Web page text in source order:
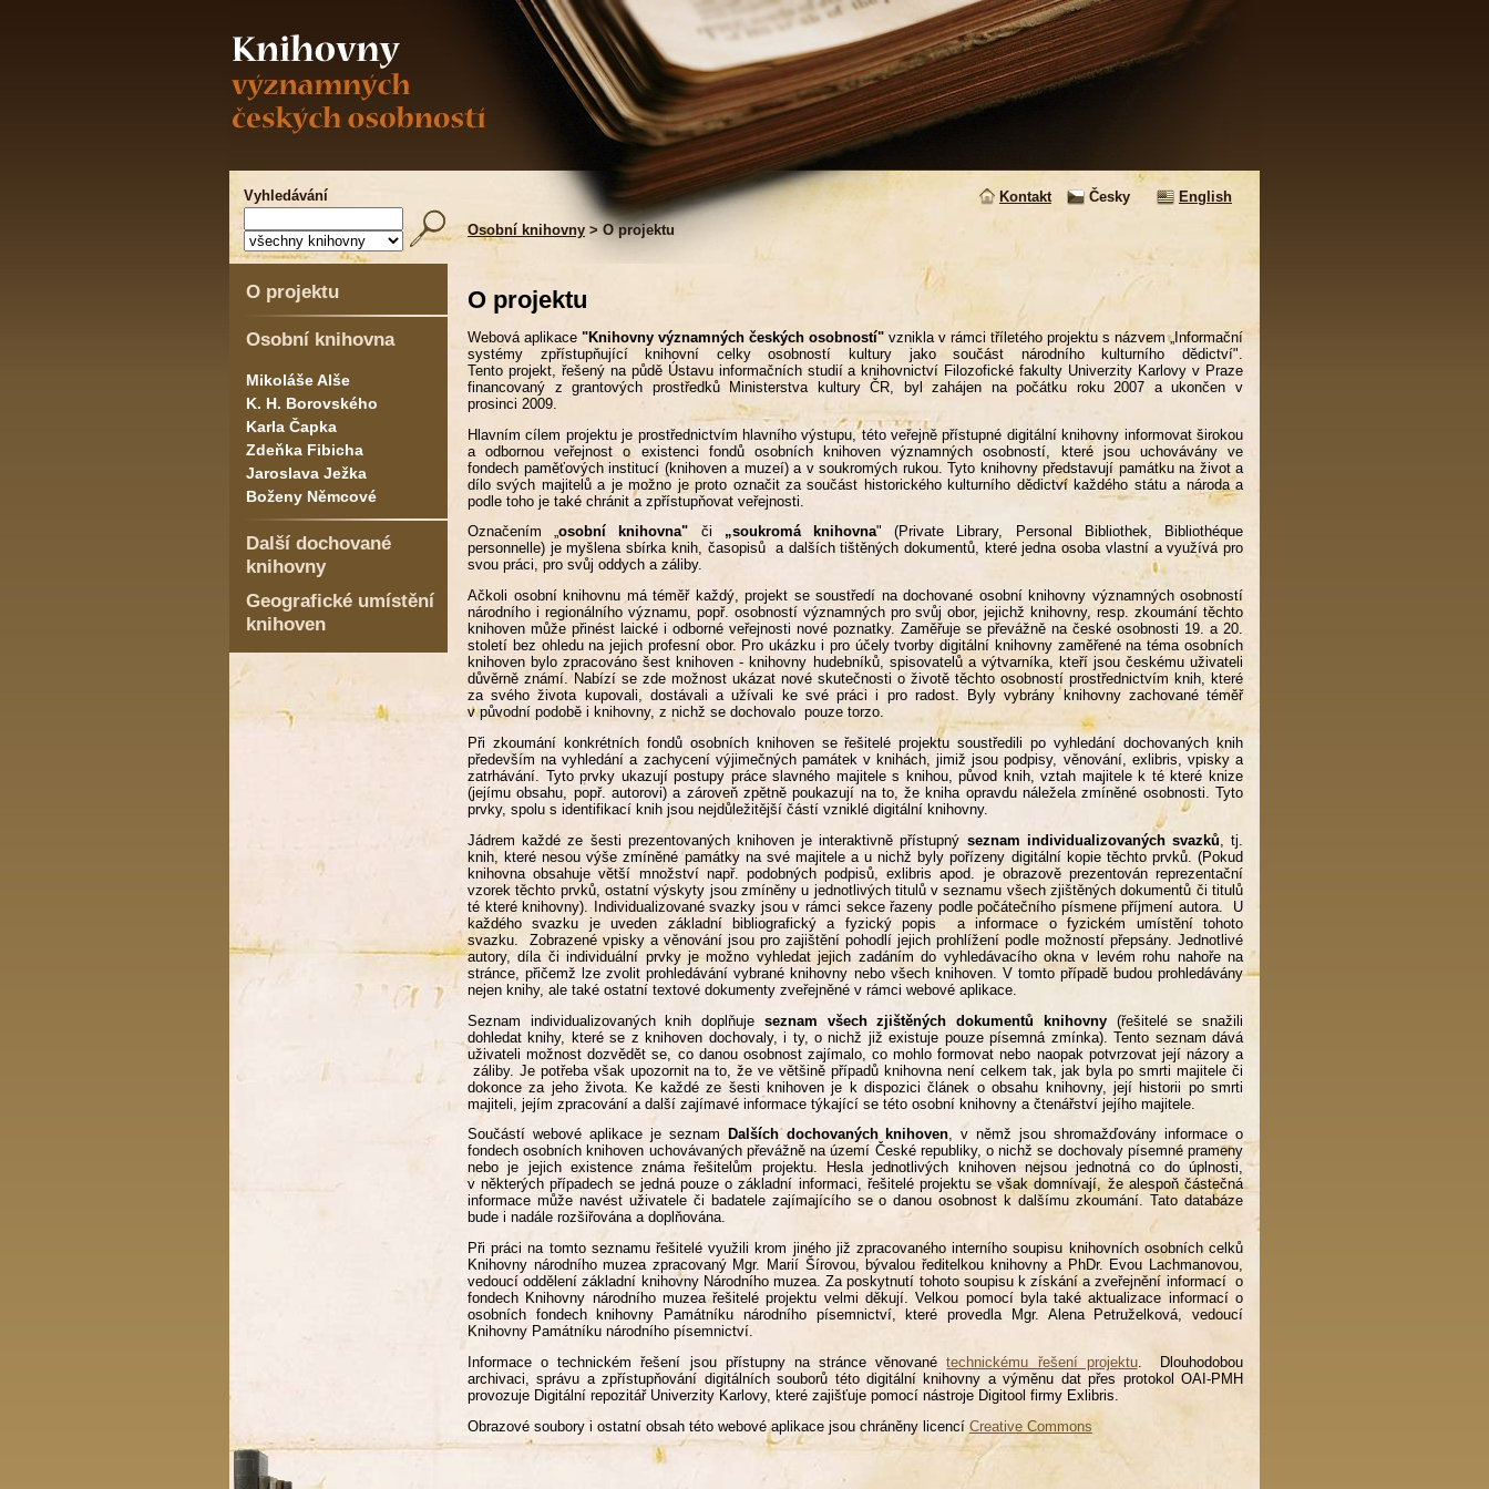
Vyhledávání Kontakt Česky
English
Osobní knihovny > O projektu
O projektu
Osobní knihovna
Mikoláše Alše
K. H. Borovského
Karla Čapka
Zdeňka Fibicha
Jaroslava Ježka
Boženy Němcové
Další dochované
knihovny
Geografické umístění
knihoven
O projektu
Webová aplikace "Knihovny významných českých osobností" vznikla v rámci tříletého projektu s názvem „Informační
systémy zpřístupňující knihovní celky osobností kultury jako součást národního kulturního dědictví".
Tento projekt, řešený na půdě Ústavu informačních studií a knihovnictví Filozofické fakulty Univerzity Karlovy v Praze
financovaný z grantových prostředků Ministerstva kultury ČR, byl zahájen na počátku roku 2007 a ukončen v
prosinci 2009.
Hlavním cílem projektu je prostřednictvím hlavního výstupu, této veřejně přístupné digitální knihovny informovat širokou
a odbornou veřejnost o existenci fondů osobních knihoven významných osobností, které jsou uchovávány ve
fondech paměťových institucí (knihoven a muzeí) a v soukromých rukou. Tyto knihovny představují památku na život a
dílo svých majitelů a je možno je proto označit za součást historického kulturního dědictví každého státu a národa a
podle toho je také chránit a zpřístupňovat veřejnosti.
Označením „osobní knihovna" či „soukromá knihovna" (Private Library, Personal Bibliothek, Bibliothéque
personnelle) je myšlena sbírka knih, časopisů a dalších tištěných dokumentů, které jedna osoba vlastní a využívá pro
svou práci, pro svůj oddych a záliby.
Ačkoli osobní knihovnu má téměř každý, projekt se soustředí na dochované osobní knihovny významných osobností
národního i regionálního významu, popř. osobností významných pro svůj obor, jejichž knihovny, resp. zkoumání těchto
knihoven může přinést laické i odborné veřejnosti nové poznatky. Zaměřuje se převážně na české osobnosti 19. a 20.
století bez ohledu na jejich profesní obor. Pro ukázku i pro účely tvorby digitální knihovny zaměřené na téma osobních
knihoven bylo zpracováno šest knihoven - knihovny hudebníků, spisovatelů a výtvarníka, kteří jsou českému uživateli
důvěrně známí. Nabízí se zde možnost ukázat nové skutečnosti o životě těchto osobností prostřednictvím knih, které
za svého života kupovali, dostávali a užívali ke své práci i pro radost. Byly vybrány knihovny zachované téměř
v původní podobě i knihovny, z nichž se dochovalo pouze torzo.
Při zkoumání konkrétních fondů osobních knihoven se řešitelé projektu soustředili po vyhledání dochovaných knih
především na vyhledání a zachycení výjimečných památek v knihách, jimiž jsou podpisy, věnování, exlibris, vpisky a
zatrhávání. Tyto prvky ukazují postupy práce slavného majitele s knihou, původ knih, vztah majitele k té které knize
(jejímu obsahu, popř. autorovi) a zároveň zpětně poukazují na to, že kniha opravdu náležela zmíněné osobnosti. Tyto
prvky, spolu s identifikací knih jsou nejdůležitější částí vzniklé digitální knihovny.
Jádrem každé ze šesti prezentovaných knihoven je interaktivně přístupný seznam individualizovaných svazků , tj.
knih, které nesou výše zmíněné památky na své majitele a u nichž byly pořízeny digitální kopie těchto prvků. (Pokud
knihovna obsahuje větší množství např. podobných podpisů, exlibris apod. je obrazově prezentován reprezentační
vzorek těchto prvků, ostatní výskyty jsou zmíněny u jednotlivých titulů v seznamu všech zjištěných dokumentů či titulů
té které knihovny). Individualizované svazky jsou v rámci sekce řazeny podle počátečního písmene příjmení autora. U
každého svazku je uveden základní bibliografický a fyzický popis a informace o fyzickém umístění tohoto
svazku. Zobrazené vpisky a věnování jsou pro zajištění pohodlí jejich prohlížení podle možností přepsány. Jednotlivé
autory, díla či individuální prvky je možno vyhledat jejich zadáním do vyhledávacího okna v levém rohu nahoře na
stránce, přičemž lze zvolit prohledávání vybrané knihovny nebo všech knihoven. V tomto případě budou prohledávány
nejen knihy, ale také ostatní textové dokumenty zveřejněné v rámci webové aplikace.
Seznam individualizovaných knih doplňuje seznam všech zjištěných dokumentů knihovny(řešitelé se snažili
dohledat knihy, které se z knihoven dochovaly, i ty, o nichž již existuje pouze písemná zmínka). Tento seznam dává
uživateli možnost dozvědět se, co danou osobnost zajímalo, co mohlo formovat nebo naopak potvrzovat její názory a
záliby. Je potřeba však upozornit na to, že ve většině případů knihovna není celkem tak, jak byla po smrti majitele či
dokonce za jeho života. Ke každé ze šesti knihoven je k dispozici článek o obsahu knihovny, její historii po smrti
majiteli, jejím zpracování a další zajímavé informace týkající se této osobní knihovny a čtenářství jejího majitele.
Součástí webové aplikace je seznam
Dalších dochovaných knihoven, v němž jsou shromažďovány informace o
fondech osobních knihoven uchovávaných převážně na území České republiky, o nichž se dochovaly písemné prameny
nebo je jejich existence známa řešitelům projektu. Hesla jednotlivých knihoven nejsou jednotná co do úplnosti,
v některých případech se jedná pouze o základní informaci, řešitelé projektu se však domnívají, že alespoň částečná
informace může navést uživatele či badatele zajímajícího se o danou osobnost k dalšímu zkoumání. Tato databáze
bude i nadále rozšiřována a doplňována.
Při práci na tomto seznamu řešitelé využili krom jiného již zpracovaného interního soupisu knihovních osobních celků
Knihovny národního muzea zpracovaný Mgr. Marií Šírovou, bývalou ředitelkou knihovny a PhDr. Evou Lachmanovou,
vedoucí oddělení základní knihovny Národního muzea. Za poskytnutí tohoto soupisu k získání a zveřejnění informací o
fondech Knihovny národního muzea řešitelé projektu velmi děkují. Velkou pomocí byla také aktualizace informací o
osobních fondech knihovny Památníku národního písemnictví, které provedla Mgr. Alena Petruželková, vedoucí
Knihovny Památníku národního písemnictví.
Informace o technickém řešení jsou přístupny na stránce věnovanétechnickému řešení projektu. Dlouhodobou
archivaci, správu a zpřístupňování digitálních souborů této digitální knihovny a výměnu dat přes protokol OAI-PMH
provozuje Digitální repozitář Univerzity Karlovy, které zajišťuje pomocí nástroje Digitool firmy Exlibris.
Obrazové soubory i ostatní obsah této webové aplikace jsou chráněny licencí Creative Commons